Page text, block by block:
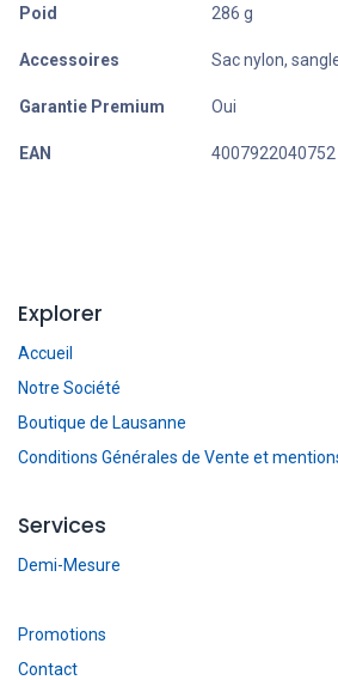
Poid 286 g
Accessoires Sac nylon,
Garantie Premium Oui
EAN 4007922040752
Explorer
Accueil
Notre Société
Boutique de Lausanne
Conditions Générales de Vente et
Services
Demi-Mesure
Promotions
Contact